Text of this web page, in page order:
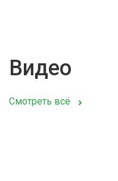
Видео
Смотреть всё